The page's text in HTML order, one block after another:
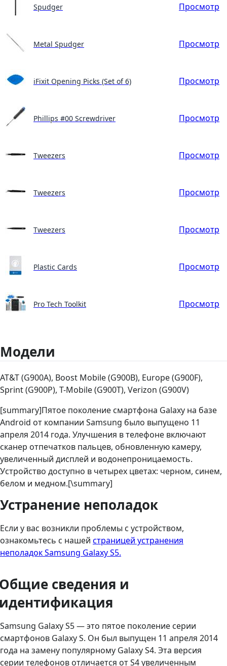
Spudger Просмотр
Metal Spudger Просмотр
iFixit Opening Picks (Set of 6) Просмотр
Phillips #00 Screwdriver Просмотр
Tweezers Просмотр
Tweezers Просмотр
Tweezers Просмотр
Plastic Cards Просмотр
Pro Tech Toolkit Просмотр
Модели
AT&T (G900A), Boost Mobile (G900B), Europe (G900F),
Sprint (G900P), T-Mobile (G900T), Verizon (G900V)
[summary]Пятое поколение смартфона Galaxy на базе
Android от компании Samsung было выпущено 11
апреля 2014 года. Улучшения в телефоне включают
сканер отпечатков пальцев, обновленную камеру,
увеличенный дисплей и водонепроницаемость.
Устройство доступно в четырех цветах: черном, синем,
белом и медном.[\summary]
Устранение неполадок
Если у вас возникли проблемы с устройством,
ознакомьтесь с нашей страницей устранения
неполадок Samsung Galaxy S5.
сведения и
Samsung Galaxy S5 — это пятое поколение серии
смартфонов Galaxy S. Он был выпущен 11 апреля 2014
года на замену популярному Galaxy S4. Эта версия
серии телефонов отличается от S4 увеличенным